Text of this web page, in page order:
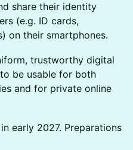
share their identity
(e.g. ID cards,
on their smartphones.
trustworthy digital
be usable for both
and for private online
early 2027. Preparations